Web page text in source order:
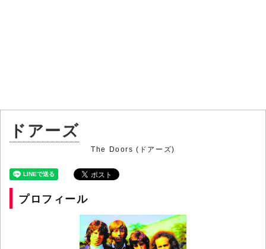
ドアーズ
The Doors (ドアーズ)
プロフィール